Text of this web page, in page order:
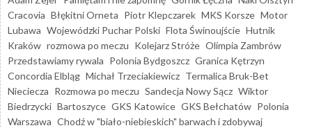
Cracovia Błękitni Orneta Piotr Klepczarek MKS Korsze Motor
Lubawa Wojewódzki Puchar Polski Flota Świnoujście Hutnik
Kraków rozmowa po meczu Kolejarz Stróże Olimpia Zambrów
Przedstawiamy rywala Polonia Bydgoszcz Granica Kętrzyn
Concordia Elbląg Michał Trzeciakiewicz Termalica Bruk-Bet
Nieciecza Rozmowa po meczu Sandecja Nowy Sącz Wiktor
Biedrzycki Bartoszyce GKS Katowice GKS Bełchatów Polonia
Warszawa Chodź w "biało-niebieskich" barwach i zdobywaj